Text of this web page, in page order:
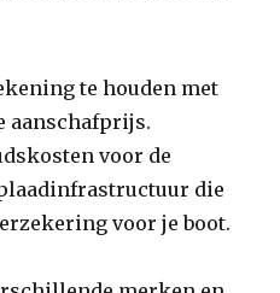
te houden met
aanschafprijs.
voor de
die
voor je boot.